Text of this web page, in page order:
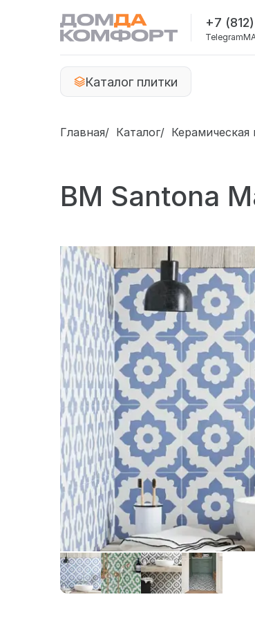
+7
Telegram
Каталог плитки
Главная Каталог Керамическая
BM Santona